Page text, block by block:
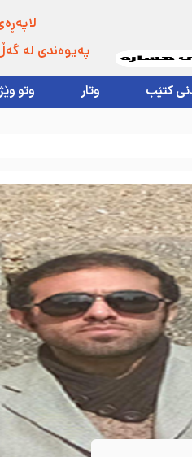
پەیوەندی لە
کتێب وتار وتو